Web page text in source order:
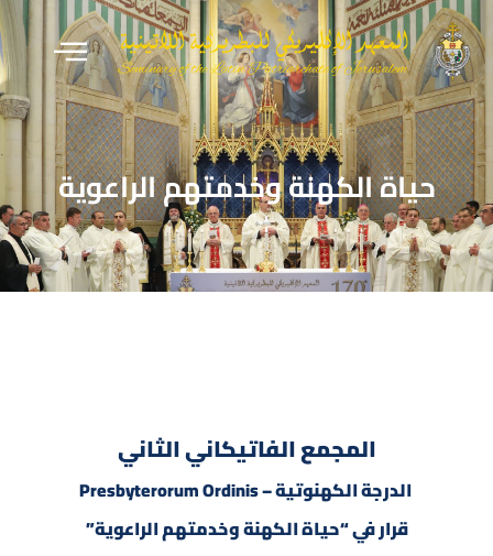
حياة الكهنة وخدمتهم الراعوية
المجمع الفاتيكاني الثاني
الدرجة الكهنوتية – Presbyterorum Ordinis
قرار في “حياة الكهنة وخدمتهم الراعوية”